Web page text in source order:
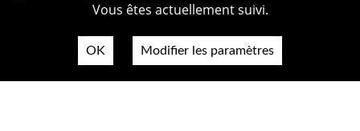
Vous êtes actuellement suivi.
OK Modifier les paramètres